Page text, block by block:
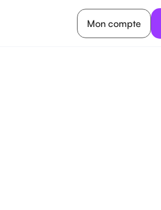
Mon compte